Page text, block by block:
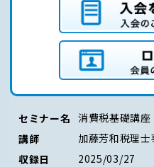
入会を申し込む（
ログイン（会
セミナー名 消費税基礎講座
講師
加藤芳和税理
収録日
2025/03/27